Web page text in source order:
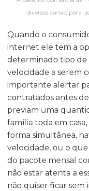
diversos canais para
Quando o
internet ele tem a
determinado tipo de
velocidade a serem
importante alertar
contratados antes
previam uma
família toda em
forma simultânea,
velocidade, ou o
do pacote mensal
não estar atenta a
não quiser ficar